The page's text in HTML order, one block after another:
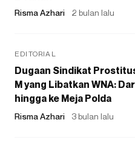
Risma Azhari 2 bulan lalu
EDITORIAL
Dugaan Sindikat
M yang Libatkan WNA:
hingga ke Meja Polda
Risma Azhari 3 bulan lalu